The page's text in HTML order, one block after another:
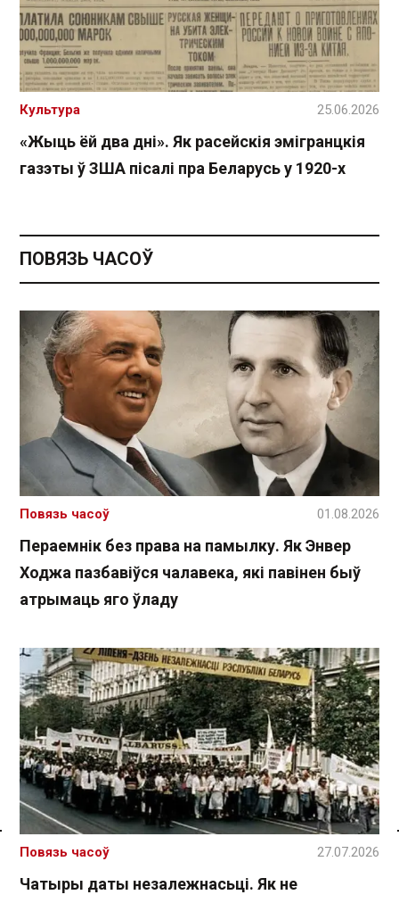
Спасылка без VPN
«Жыць ёй два дні». Як расейскія эмігранцкія
газэты ў ЗША пісалі пра Беларусь у 1920-х
Культура 25.06.2026
ПОВЯЗЬ ЧАСОЎ
Пераемнік без права на памылку. Як Энвер
Ходжа пазбавіўся чалавека, які павінен быў
атрымаць яго ўладу
Повязь часоў 01.08.2026
Чатыры даты незалежнасьці. Як не
Повязь часоў 27.07.2026